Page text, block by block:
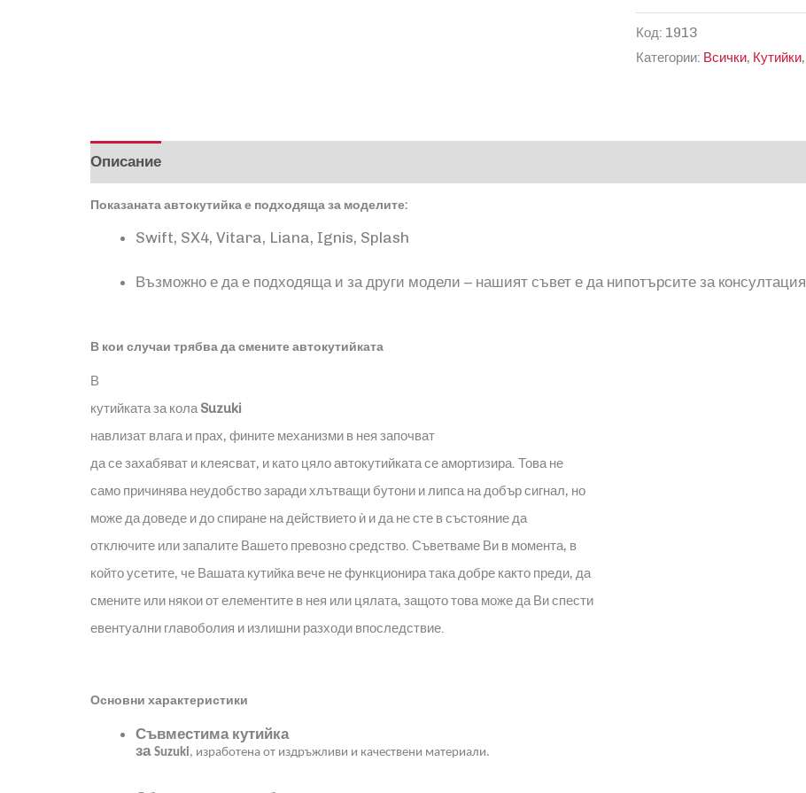
Кутийка
за
Код: 1913
Категории: Всички, Кутийки,
Описание
Показаната автокутийка е подходяща за моделите:
Swift, SX4, Vitara, Liana, Ignis, Splash
Възможно е да е подходяща и за други модели – нашият съвет е да нипотърсите за консултация
В кои случаи трябва да смените автокутийката
В
кутийката за колаSuzuki
навлизат влага и прах, фините механизми в нея започват
да се захабяват и клеясват, и като цяло автокутийката се амортизира. Това не
само причинява неудобство заради хлътващи бутони и липса на добър сигнал, но
може да доведе и до спиране на действието ѝ и да не сте в състояние да
отключите или запалите Вашето превозно средство. Съветваме Ви в момента, в
който усетите, че Вашата кутийка вече не функционира така добре както преди, да
смените или някои от елементите в нея или цялата, защото това може да Ви спести
евентуални главоболия и излишни разходи впоследствие.
Основни характеристики
Съвместима кутийка
за Suzuki, изработена от издръжливи и качествени материали.